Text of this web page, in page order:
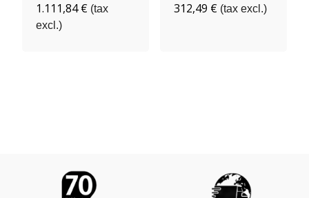
1.111,84 € (tax
excl.)
312,49 € (tax excl.)